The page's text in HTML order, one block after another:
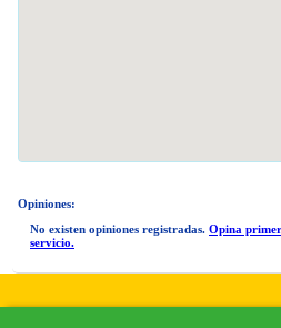
Opiniones:
No existen opiniones registradas. Opina
servicio.